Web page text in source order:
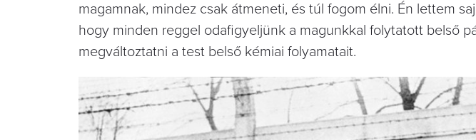
magamnak, mindez csak átmeneti, és túl fogom élni. Én lettem
hogy minden reggel odafigyeljünk a magunkkal folytatott belső
megváltoztatni a test belső kémiai folyamatait.